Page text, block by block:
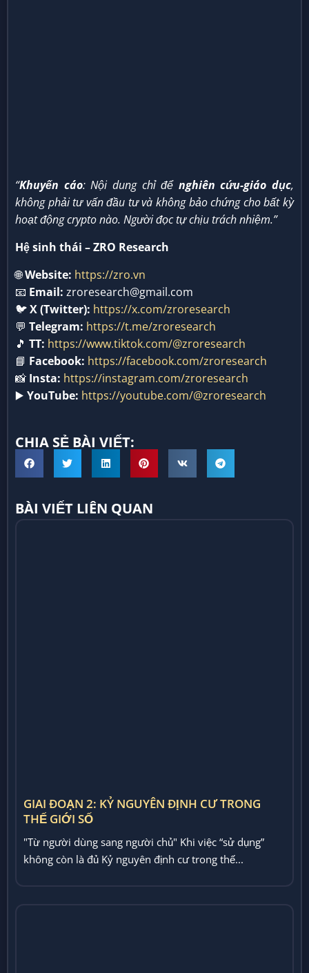
“Khuyến cáo: Nội dung chỉ để nghiên cứu-giáo dục,
không phải tư vấn đầu tư và không bảo chứng cho bất kỳ
hoạt động crypto nào. Người đọc tự chịu trách nhiệm.”
Hệ sinh thái – ZRO Research
🌐Website: https://zro.vn
📧 Email: zroresearch@gmail.com
🐦X (Twitter): https://x.com/zroresearch
💬 Telegram: https://t.me/zroresearch
🎵 TT: https://www.tiktok.com/@zroresearch
📘 Facebook: https://facebook.com/zroresearch
📸 Insta: https://instagram.com/zroresearch
▶️ YouTube: https://youtube.com/@zroresearch
CHIA SẺ BÀI VIẾT:
BÀI VIẾT LIÊN QUAN
GIAI ĐOẠN 2: KỶ NGUYÊN ĐỊNH CƯ TRONG
THẾ GIỚI SỐ
"Từ người dùng sang người chủ" Khi việc “sử dụng”
không còn là đủ Kỷ nguyên định cư trong thế...